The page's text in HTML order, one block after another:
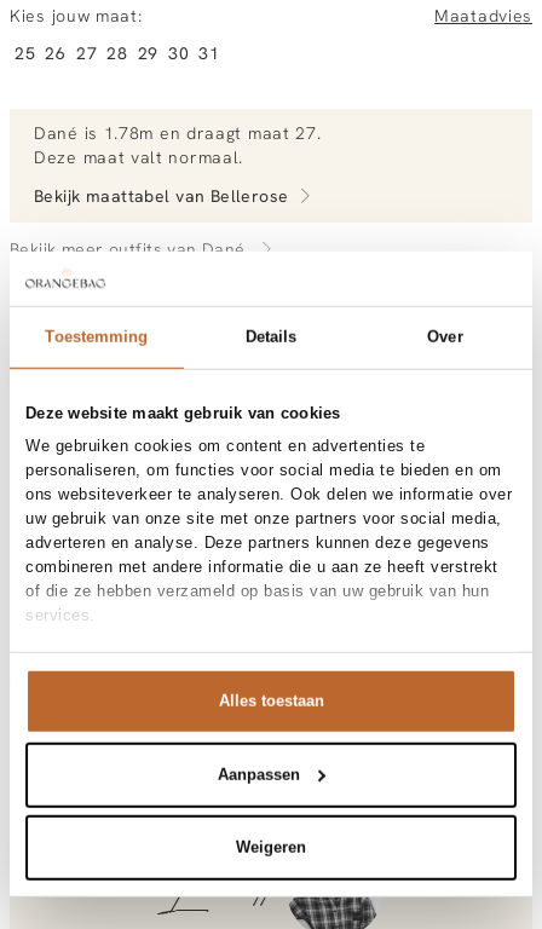
Toestemming Details Over
Deze website maakt gebruik van cookies
We gebruiken cookies om content en advertenties te
personaliseren, om functies voor social media te bieden en om
ons websiteverkeer te analyseren. Ook delen we informatie over
uw gebruik van onze site met onze partners voor social media,
adverteren en analyse. Deze partners kunnen deze gegevens
combineren met andere informatie die u aan ze heeft verstrekt
of die ze hebben verzameld op basis van uw gebruik van hun
services.
Alles toestaan
Aanpassen
Weigeren
Kies jouw maat:
Maatadvies
25 26 27 28 29 30 31
Dané is 1.78m en draagt maat 27.
Deze maat valt normaal.
Bekijk maattabel van Bellerose
Bekijk meer outfits van Dané
Vandaag besteld, morgen gratis in huis
Gratis bezorging vanaf €99
Materiaal en verzorging
Fabric
Fabric: 100% cotton
Materiaal
Denim, Katoen
Reiniging
30°C machine wash
Maat en pasvorm
Maatadvies
Deze maat valt normaal
Pasvorm (broeken)
Productdetails
66/PATY62 D0569
Variantnummer
00037007
Variantnaam
KHAKI SNOW
00037007
Patroon
Effen
5-pocket
Paty, high waist wide fit jeans
Bij Orangebag ontvang je gratis verzending vanaf €99. Alle
bestellingen worden verzonden met een track & trace-code,
zodat je jouw pakket altijd kunt volgen. Bestel je voor 21:45
verzonden!
het plaatsen van een bestelling? Onze klantenservice staat
Shop the look
Laurette